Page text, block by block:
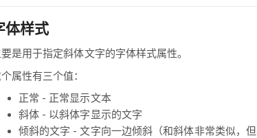
体样式
是用于指定斜体文字的字体样式属性。
属性有三个值：
正常 - 正常显示文本
斜体 - 以斜体字显示的文字
倾斜的文字 - 文字向一边倾斜（和斜体非常类似，但